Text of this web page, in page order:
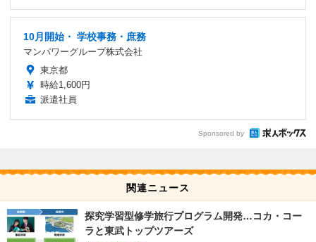
10月開始・ 学校事務・庶務
マンパワーグループ株式会社
東京都
時給1,600円
派遣社員
Sponsored by
関連ニュース
探究学習型修学旅行プログラム開発…コカ・コー
ラと東武トップツアーズ